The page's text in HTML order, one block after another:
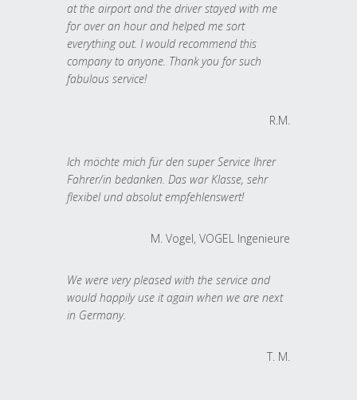
at the airport and the driver stayed with me
for over an hour and helped me sort
everything out. I would recommend this
company to anyone. Thank you for such
fabulous service!
R.M.
Ich möchte mich für den super Service Ihrer
Fahrer/in bedanken. Das war Klasse, sehr
flexibel und absolut empfehlenswert!
M. Vogel, VOGEL Ingenieure
We were very pleased with the service and
would happily use it again when we are next
in Germany.
T. M.